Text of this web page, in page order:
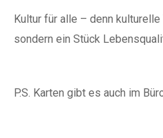
Kultur für alle – denn
sondern ein Stück
P.S. Karten gibt es auch im